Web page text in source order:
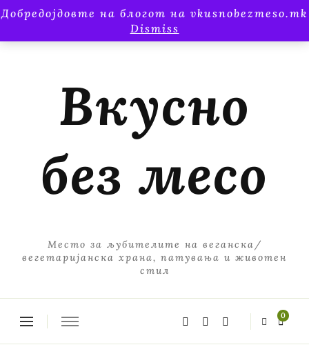
Добредојдовте на блогот на vkusnobezmeso.mk
Dismiss
Вкусно
без месо
Место за љубителите на веганска/
вегетаријанска храна, патувања и животен
стил
0